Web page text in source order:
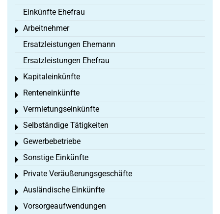
Einkünfte Ehefrau
Arbeitnehmer
Toggle menu
Ersatzleistungen Ehemann
Ersatzleistungen Ehefrau
Kapitaleinkünfte
Toggle menu
Renteneinkünfte
Toggle menu
Vermietungseinkünfte
Toggle menu
Selbständige Tätigkeiten
Toggle menu
Gewerbebetriebe
Toggle menu
Sonstige Einkünfte
Toggle menu
Private Veräußerungsgeschäfte
Toggle menu
Ausländische Einkünfte
Toggle menu
Vorsorgeaufwendungen
Toggle menu